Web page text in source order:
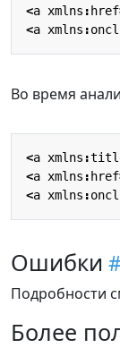
<a xmlns : href
<a xmlns :
Во время
<a xmlns :
<a xmlns : href
<a xmlns :
Ошибки
Подробности
Более